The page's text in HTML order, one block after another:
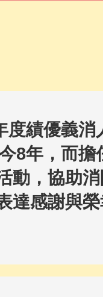
績優義消
8年，而
動，協助
達感謝與